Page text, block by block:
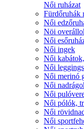
Női ruházat
Fürdőruhák
Női
Nöi
Női
Női ingek
Női
Női leggings
Női merinó
Női
Női
Női pólók,
Női
Női